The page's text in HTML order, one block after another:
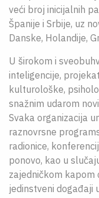
veći broj inicijalnih
Španije i Srbije, uz
Danske, Holandije,
U širokom i
inteligencije,
kulturološke,
snažnim udarom
Svaka organizacija
raznovrsne
radionice,
ponovo, kao u
zajedničkom kapom
jedinstveni događaji